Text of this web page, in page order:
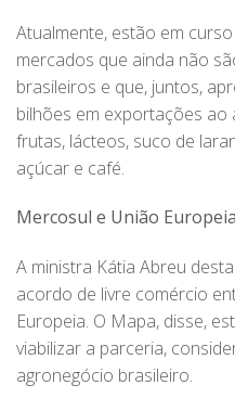
Atualmente, estão em
mercados que ainda não
brasileiros e que, juntos,
bilhões em exportações
frutas, lácteos, suco de
açúcar e café.
Mercosul e União Europeia
A ministra Kátia Abreu
acordo de livre comércio
Europeia. O Mapa, disse,
viabilizar a parceria,
agronegócio brasileiro.